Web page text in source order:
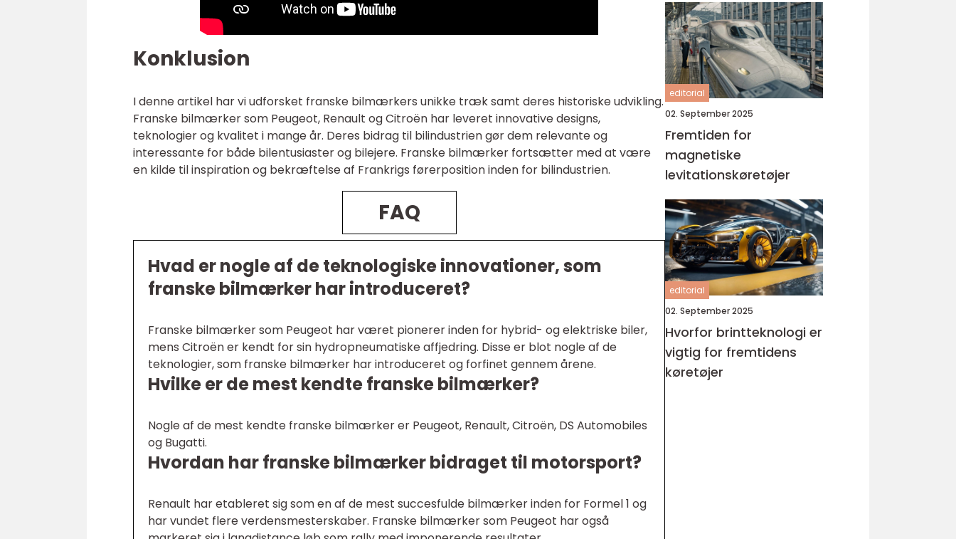
Konklusion
I denne artikel har vi udforsket franske bilmærkers unikke træk samt deres historiske udvikling.
Franske bilmærker som Peugeot, Renault og Citroën har leveret innovative designs,
teknologier og kvalitet i mange år. Deres bidrag til bilindustrien gør dem relevante og
interessante for både bilentusiaster og bilejere. Franske bilmærker fortsætter med at være
en kilde til inspiration og bekræftelse af Frankrigs førerposition inden for bilindustrien.
FAQ
Hvad er nogle af de teknologiske innovationer, som
franske bilmærker har introduceret?
Franske bilmærker som Peugeot har været pionerer inden for hybrid- og elektriske biler,
mens Citroën er kendt for sin hydropneumatiske affjedring. Disse er blot nogle af de
teknologier, som franske bilmærker har introduceret og forfinet gennem årene.
Hvilke er de mest kendte franske bilmærker?
Nogle af de mest kendte franske bilmærker er Peugeot, Renault, Citroën, DS Automobiles
og Bugatti.
Hvordan har franske bilmærker bidraget til motorsport?
Renault har etableret sig som en af de mest succesfulde bilmærker inden for Formel 1 og
har vundet flere verdensmesterskaber. Franske bilmærker som Peugeot har også
editorial
02. September 2025
Fremtiden for
magnetiske
levitationskøretøjer
editorial
02. September 2025
Hvorfor brintteknologi er
vigtig for fremtidens
køretøjer